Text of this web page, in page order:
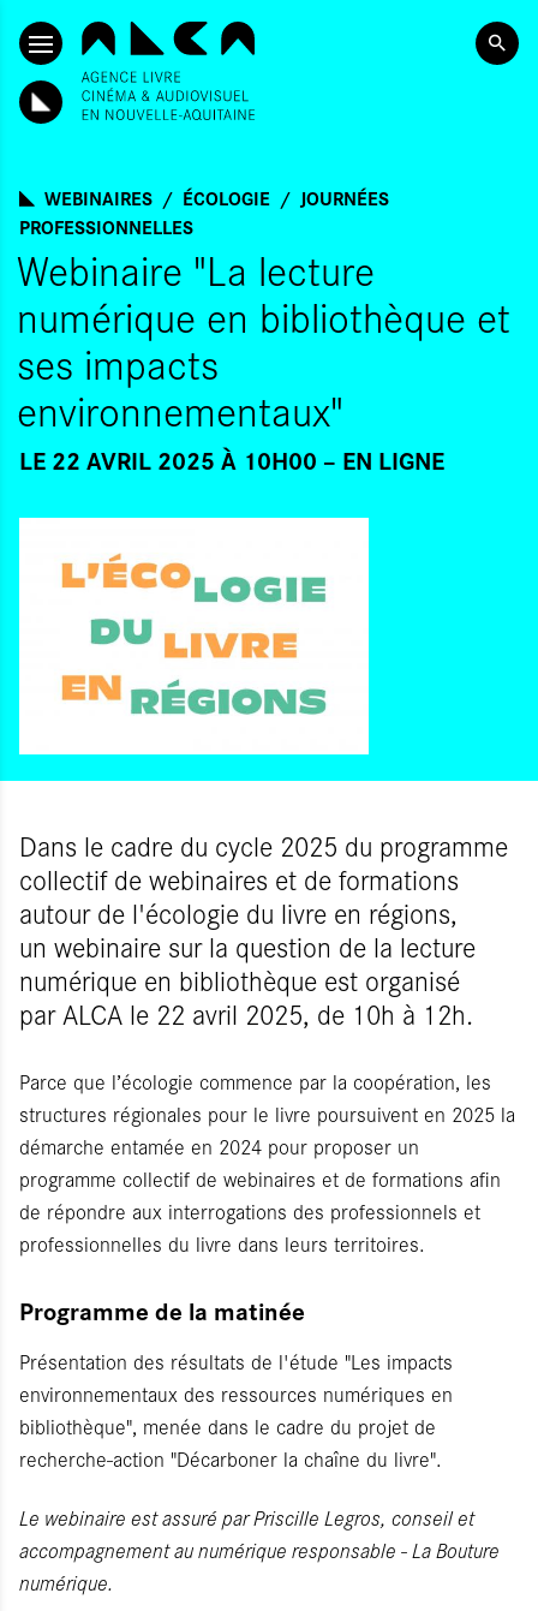
ALLER AU CONTENU PRINCIPAL
WEBINAIRES ÉCOLOGIE
JOURNÉES
PROFESSIONNELLES
Webinaire "La lecture
numérique en bibliothèque et
ses impacts
environnementaux"
LE 22 AVRIL 2025 À 10H00 EN LIGNE
Dans le cadre du cycle 2025 du programme
collectif de webinaires et de formations
autour de l'écologie du livre en régions,
un webinaire sur la question de la lecture
numérique en bibliothèque est organisé
par ALCA le 22 avril 2025, de 10h à 12h.
Parce que l’écologie commence par la coopération, les
structures régionales pour le livre poursuivent en 2025 la
démarche entamée en 2024 pour proposer un
programme collectif de webinaires et de formations afin
de répondre aux interrogations des professionnels et
professionnelles du livre dans leurs territoires.
Programme de la matinée
Présentation des résultats de l'étude "Les impacts
environnementaux des ressources numériques en
bibliothèque", menée dans le cadre du projet de
recherche-action "Décarboner la chaîne du livre".
Le webinaire est assuré par Priscille Legros, conseil et
accompagnement au numérique responsable - La Bouture
numérique.